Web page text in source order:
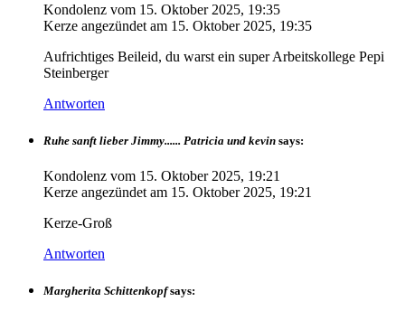
Kondolenz vom 15. Oktober 2025, 19:35
Kerze angezündet am 15. Oktober 2025, 19:35
Aufrichtiges Beileid, du warst ein super Arbeitskollege Pepi
Steinberger
Antworten
Ruhe sanft lieber Jimmy...... Patricia und kevin says:
Kondolenz vom 15. Oktober 2025, 19:21
Kerze angezündet am 15. Oktober 2025, 19:21
Kerze-Groß
Antworten
Margherita Schittenkopf says: